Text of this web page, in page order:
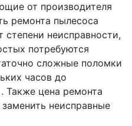
от производителя
ремонта пылесоса
степени неисправности,
потребуются
сложные поломки
часов до
Также цена ремонта
неисправные